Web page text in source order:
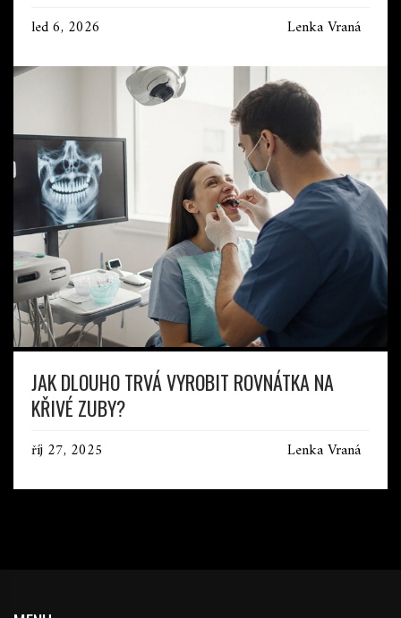
led 6, 2026 Lenka Vraná
JAK DLOUHO TRVÁ VYROBIT ROVNÁTKA NA
KŘIVÉ ZUBY?
říj 27, 2025 Lenka Vraná